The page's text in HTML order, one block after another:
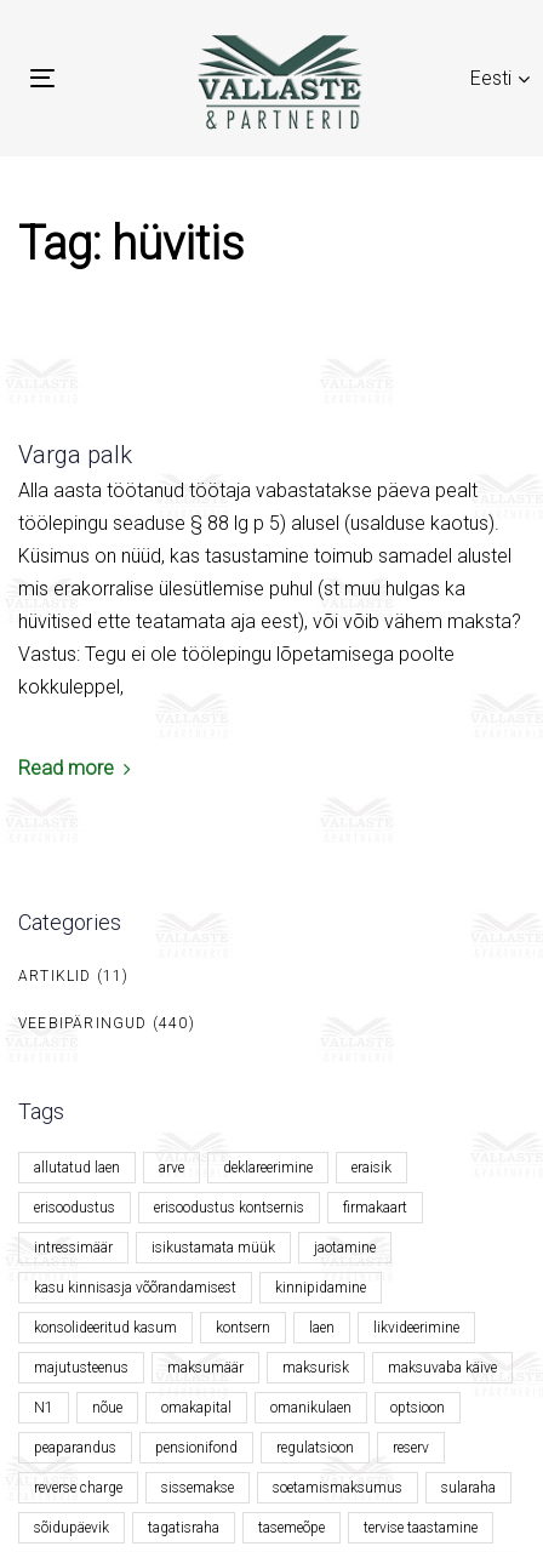
primary
Eesti
Toggle
Tag: hüvitis
Varga palk
Alla aasta töötanud töötaja vabastatakse päeva pealt
töölepingu seaduse § 88 lg p 5) alusel (usalduse kaotus).
Küsimus on nüüd, kas tasustamine toimub samadel alustel
mis erakorralise ülesütlemise puhul (st muu hulgas ka
hüvitised ette teatamata aja eest), või võib vähem maksta?
Vastus: Tegu ei ole töölepingu lõpetamisega poolte
kokkuleppel,
Read more
Categories
ARTIKLID (11)
VEEBIPÄRINGUD (440)
Tags
allutatud laen arve deklareerimine eraisik
erisoodustus erisoodustus kontsernis firmakaart
intressimäär isikustamata müük jaotamine
kasu kinnisasja võõrandamisest kinnipidamine
konsolideeritud kasum kontsern laen likvideerimine
majutusteenus maksumäär maksurisk maksuvaba käive
N1 nõue omakapital omanikulaen optsioon
peaparandus pensionifond regulatsioon reserv
reverse charge sissemakse soetamismaksumus sularaha
sõidupäevik tagatisraha tasemeõpe tervise taastamine